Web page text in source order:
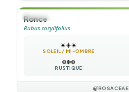
🌲ARBUSTE
Ronce
Rubus corylifolius
☀️☀️☀️
SOLEIL / MI-OMBRE
❄️❄️❄️
RUSTIQUE
🍃ROSACEAE